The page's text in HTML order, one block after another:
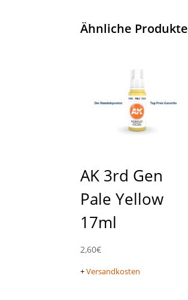
Ähnliche Produkte
AK 3rd Gen
Pale Yellow
17ml
2,60€
+Versandkosten